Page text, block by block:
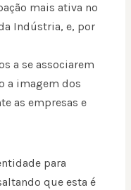
mais ativa no
Indústria, e, por
a se associarem
a imagem dos
as empresas e
para
que esta é